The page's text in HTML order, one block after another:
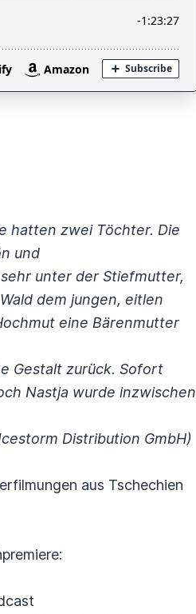
hatten zwei Töchter. Die
und
unter der Stiefmutter,
dem jungen, eitlen
eine Bärenmutter
Gestalt zurück. Sofort
Nastja wurde inzwischen
Distribution GmbH)
aus Tschechien